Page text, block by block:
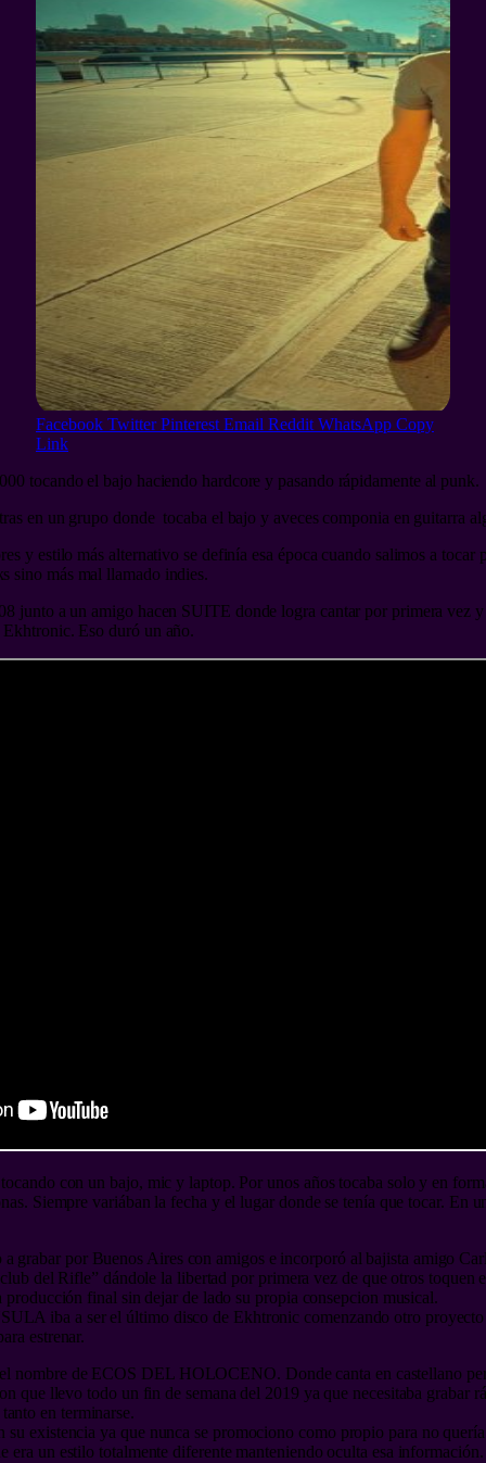
Facebook Twitter Pinterest Email Reddit WhatsApp Copy
Link
tocando el bajo haciendo hardcore y pasando rápidamente al punk.
en un grupo donde tocaba el bajo y aveces componia en guitarra
y estilo más alternativo se definía esa época cuando salimos a
sino más mal llamado indies.
junto a un amigo hacen SUITE donde logra cantar por primera vez
Eso duró un año.
con un bajo, mic y laptop. Por unos años tocaba solo y en
Siempre variában la fecha y el lugar donde se tenía que tocar. En
grabar por Buenos Aires con amigos e incorporó al bajista amigo
del Rifle” dándole la libertad por primera vez de que otros toquen
producción final sin dejar de lado su propia consepcion musical.
iba a ser el último disco de Ekhtronic comenzando otro
estrenar.
nombre de ECOS DEL HOLOCENO. Donde canta en castellano
que llevo todo un fin de semana del 2019 ya que necesitaba grabar
en terminarse.
existencia ya que nunca se promociono como propio para no
era un estilo totalmente diferente manteniendo oculta esa información.